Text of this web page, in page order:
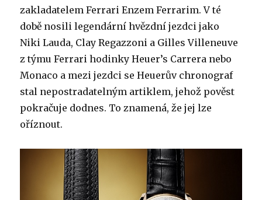
zakladatelem Ferrari Enzem Ferrarim. V té
době nosili legendární hvězdní jezdci jako
Niki Lauda, ​​Clay Regazzoni a Gilles Villeneuve
z týmu Ferrari hodinky Heuer’s Carrera nebo
Monaco a mezi jezdci se Heuerův chronograf
stal nepostradatelným artiklem, jehož pověst
pokračuje dodnes. To znamená, že jej lze
oříznout.